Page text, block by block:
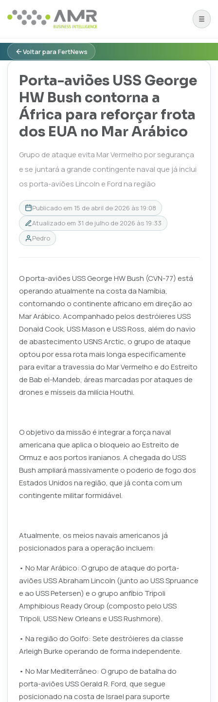
Voltar para FertNews
Porta-aviões USS George
HW Bush contorna a
África para reforçar frota
dos EUA no Mar Arábico
Grupo de ataque evita Mar Vermelho por segurança
e se juntará a grande contingente naval que já inclui
os porta-aviões Lincoln e Ford na região
Publicado em 15 de abril de 2026 às 19:08
Atualizado em 31 de julho de 2026 às 19:33
Pedro
O porta-aviões USS George HW Bush (CVN-77) está
operando atualmente na costa da Namíbia,
contornando o continente africano em direção ao
Mar Arábico. Acompanhado pelos destróieres USS
Donald Cook, USS Mason e USS Ross, além do navio
de abastecimento USNS Arctic, o grupo de ataque
optou por essa rota mais longa especificamente
para evitar a travessia do Mar Vermelho e do Estreito
de Bab el-Mandeb, áreas marcadas por ataques de
drones e mísseis da milícia Houthi.
O objetivo da missão é integrar a força naval
americana que aplica o bloqueio ao Estreito de
Ormuz e aos portos iranianos. A chegada do USS
Bush ampliará massivamente o poderio de fogo dos
Estados Unidos na região, que já conta com um
contingente militar formidável.
Atualmente, os meios navais americanos já
posicionados para a operação incluem:
• No Mar Arábico: O grupo de ataque do porta-
aviões USS Abraham Lincoln (junto ao USS Spruance
e ao USS Petersen) e o grupo anfíbio Tripoli
Amphibious Ready Group (composto pelo USS
Tripoli, USS New Orleans e USS Rushmore).
• Na região do Golfo: Sete destróieres da classe
Arleigh Burke operando de forma independente.
• No Mar Mediterrâneo: O grupo de batalha do
porta-aviões USS Gerald R. Ford, que segue
posicionado na costa de Israel para suporte